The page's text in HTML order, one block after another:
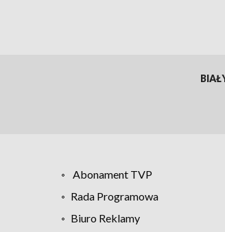
Abonament TVP
Rada Programowa
Biuro Reklamy